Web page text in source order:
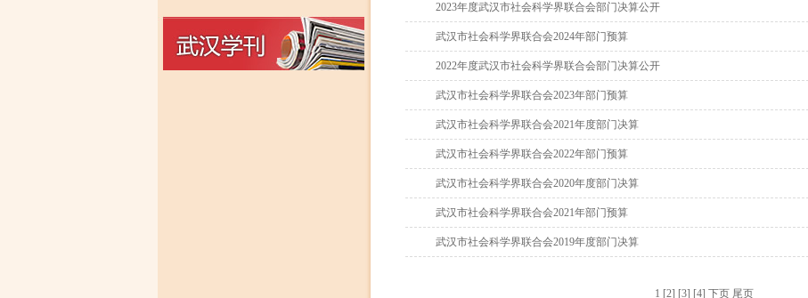
2023年度武汉市社会科学界联合会部门决算公开
武汉市社会科学界联合会2024年部门预算
2022年度武汉市社会科学界联合会部门决算公开
武汉市社会科学界联合会2023年部门预算
武汉市社会科学界联合会2021年度部门决算
武汉市社会科学界联合会2022年部门预算
武汉市社会科学界联合会2020年度部门决算
武汉市社会科学界联合会2021年部门预算
武汉市社会科学界联合会2019年度部门决算
1 [2] [3] [4] 下页 尾页